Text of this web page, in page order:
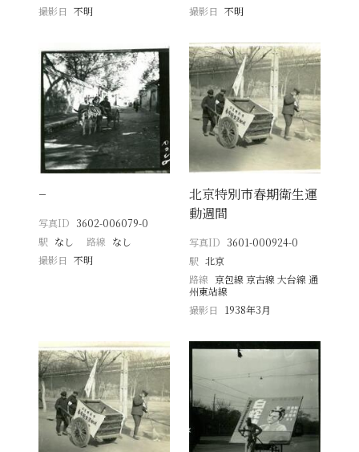
撮影日
不明
撮影日 不明
−
写真ID 3602-006079-0
駅 なし 路線 なし
撮影日
不明
北京特別市春期衛生運
動週間
写真ID 3601-000924-0
駅 北京
路線 京包線 京古線 大台線 通
州東站線
撮影日
1938年3月